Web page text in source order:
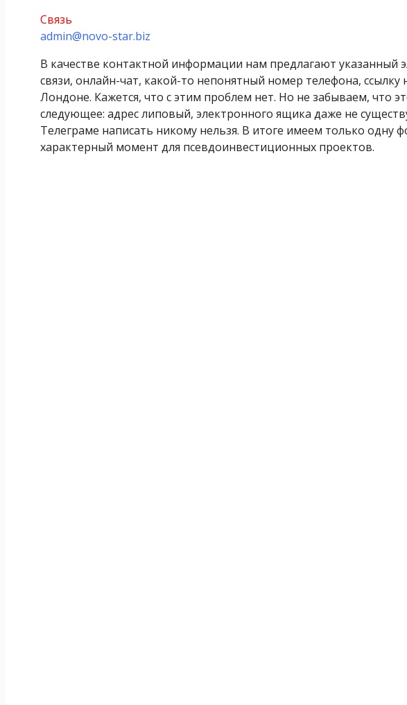
Связь
admin@novo-star.biz
В качестве контактной информации нам предлагают
связи, онлайн-чат, какой-то непонятный номер телефона,
Лондоне. Кажется, что с этим проблем нет. Но не забываем, что
следующее: адрес липовый, электронного ящика даже не
Телеграме написать никому нельзя. В итоге имеем только одну
характерный момент для псевдоинвестиционных проектов.